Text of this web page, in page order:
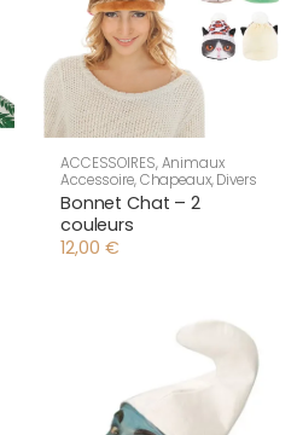
ACCESSOIRES,Animaux
Accessoire,Chapeaux,Divers
Bonnet Chat – 2
couleurs
12,00 €